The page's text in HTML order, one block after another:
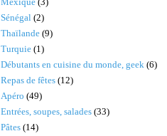
Sénégal (2)
Thaïlande (9)
Turquie (1)
Débutants en cuisine du monde, geek (6)
Repas de fêtes (12)
Apéro (49)
Entrées, soupes, salades (33)
Pâtes (14)